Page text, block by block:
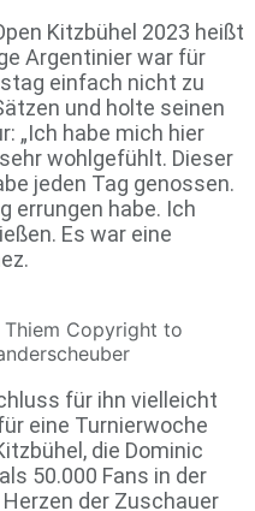
Kitzbühel 2023 heißt
Argentinier war für
einfach nicht zu
und holte seinen
„Ich habe mich hier
wohlgefühlt. Dieser
jeden Tag genossen.
errungen habe. Ich
Es war eine
Thiem Copyright to
für ihn vielleicht
eine Turnierwoche
die Dominic
50.000 Fans in der
der Zuschauer